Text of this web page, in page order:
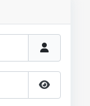
Mostra